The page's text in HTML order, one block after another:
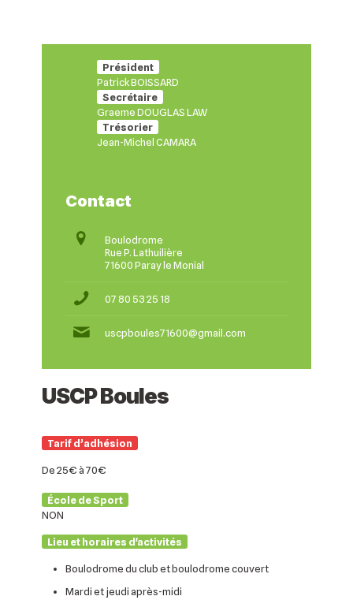
Président
Patrick BOISSARD
Secrétaire
Graeme DOUGLAS LAW
Trésorier
Jean-Michel CAMARA
Contact
Boulodrome
Rue P. Lathuilière
71600 Paray le Monial
07 80 53 25 18
uscpboules71600@gmail.com
USCP Boules
Tarif d’adhésion
De 25€ à 70€
École de Sport
NON
Lieu et horaires d'activités
Boulodrome du club et boulodrome couvert
Mardi et jeudi après-midi